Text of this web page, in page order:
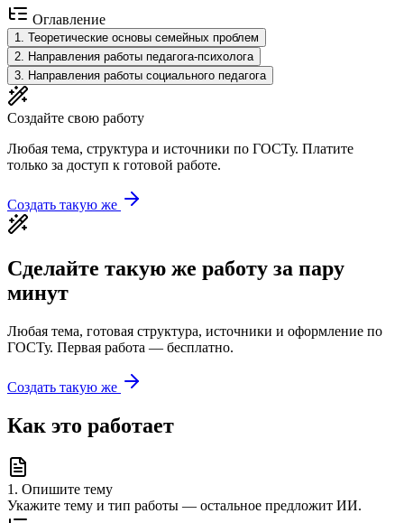
Оглавление
1. Теоретические основы семейных проблем
2. Направления работы педагога-психолога
3. Направления работы социального педагога
Создайте свою работу
Любая тема, структура и источники по ГОСТу. Платите
только за доступ к готовой работе.
Создать такую же
Сделайте такую же работу за пару
минут
Любая тема, готовая структура, источники и оформление по
ГОСТу. Первая работа — бесплатно.
Создать такую же
Как это работает
1 . Опишите тему
Укажите тему и тип работы — остальное предложит ИИ.